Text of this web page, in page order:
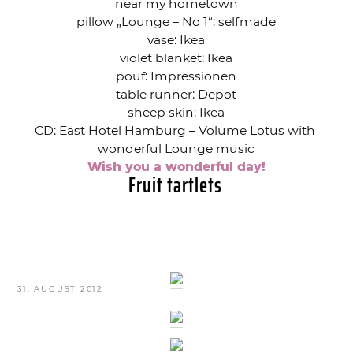
near my hometown
pillow „Lounge – No 1“: selfmade
vase: Ikea
violet blanket: Ikea
pouf: Impressionen
table runner: Depot
sheep skin: Ikea
CD: East Hotel Hamburg – Volume Lotus with
wonderful Lounge music
Wish you a wonderful day!
VERÖFFENTLICHT
31. AUGUST 2012
Fruit tartlets